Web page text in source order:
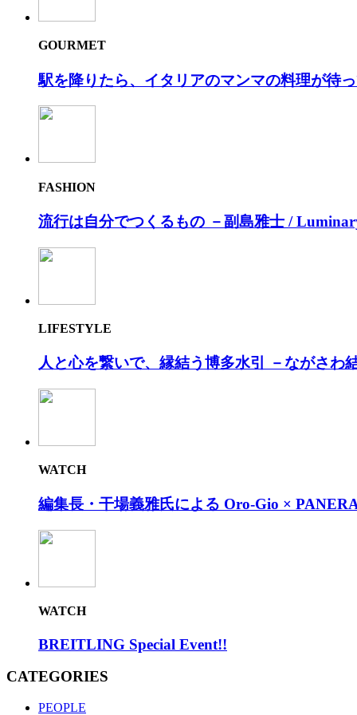
GOURMET
駅を降りたら、イタリアのマンマの料理が待
FASHION
流⾏は⾃分でつくるもの －副島雅⼠ /
LIFESTYLE
人と心を繋いで、縁結う博多水引 －ながさわ
WATCH
編集長・干場義雅氏による Oro-Gio ×
WATCH
BREITLING Special Event!!
CATEGORIES
PEOPLE